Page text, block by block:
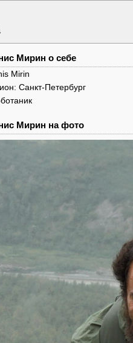
Мирин о себе
Mirin
Санкт-Петербург
Мирин на фото